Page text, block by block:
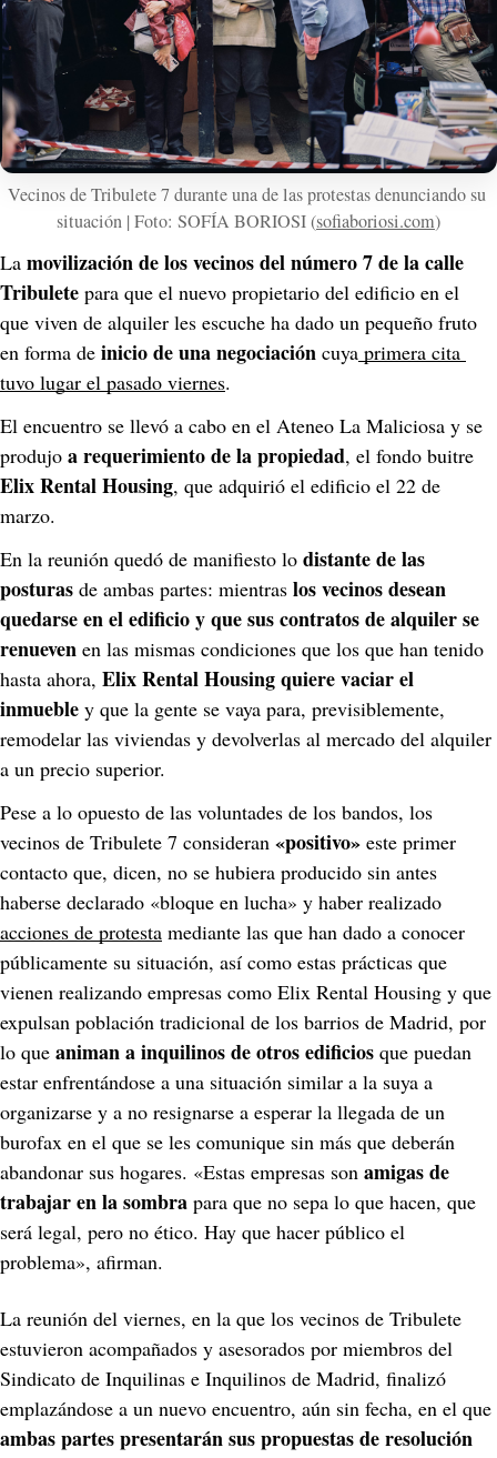
Vecinos de Tribulete 7 durante una de las protestas denunciando su
situación | Foto: SOFÍA BORIOSI (sofiaboriosi.com)
La movilización de los vecinos del número 7 de la calle
Tribulete para que el nuevo propietario del edificio en el
que viven de alquiler les escuche ha dado un pequeño fruto
en forma de inicio de una negociación cuya primera cita
tuvo lugar el pasado viernes.
El encuentro se llevó a cabo en el Ateneo La Maliciosa y se
produjo a requerimiento de la propiedad, el fondo buitre
Elix Rental Housing, que adquirió el edificio el 22 de
marzo.
En la reunión quedó de manifiesto lo distante de las
posturas de ambas partes: mientras los vecinos desean
quedarse en el edificio y que sus contratos de alquiler se
renueven en las mismas condiciones que los que han tenido
hasta ahora, Elix Rental Housing quiere vaciar el
inmueble y que la gente se vaya para, previsiblemente,
remodelar las viviendas y devolverlas al mercado del alquiler
a un precio superior.
Pese a lo opuesto de las voluntades de los bandos, los
vecinos de Tribulete 7 consideran «positivo» este primer
contacto que, dicen, no se hubiera producido sin antes
haberse declarado «bloque en lucha» y haber realizado
acciones de protesta mediante las que han dado a conocer
públicamente su situación, así como estas prácticas que
vienen realizando empresas como Elix Rental Housing y que
expulsan población tradicional de los barrios de Madrid, por
lo que animan a inquilinos de otros edificios que puedan
estar enfrentándose a una situación similar a la suya a
organizarse y a no resignarse a esperar la llegada de un
burofax en el que se les comunique sin más que deberán
abandonar sus hogares. «Estas empresas son amigas de
trabajar en la sombra para que no sepa lo que hacen, que
será legal, pero no ético. Hay que hacer público el
problema», afirman.
La reunión del viernes, en la que los vecinos de Tribulete
estuvieron acompañados y asesorados por miembros del
Sindicato de Inquilinas e Inquilinos de Madrid, finalizó
emplazándose a un nuevo encuentro, aún sin fecha, en el que
ambas partes presentarán sus propuestas de resolución